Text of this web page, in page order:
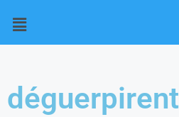
déguerpirent